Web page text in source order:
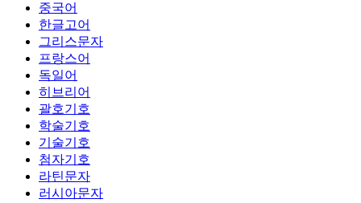
중국어
한글고어
그리스문자
프랑스어
독일어
히브리어
괄호기호
학술기호
기술기호
첨자기호
라틴문자
러시아문자